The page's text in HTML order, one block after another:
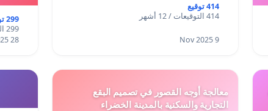
414 توقيع
414 التوقيعات / 12 أشهر
9 Nov 2025
299 توقيع
299 التوقيعات / 12 أشهر
28 Nov 2025
معالجة أوجه القصور في تصميم البقع
التجارية والسكنية بالمدينة الخضراء